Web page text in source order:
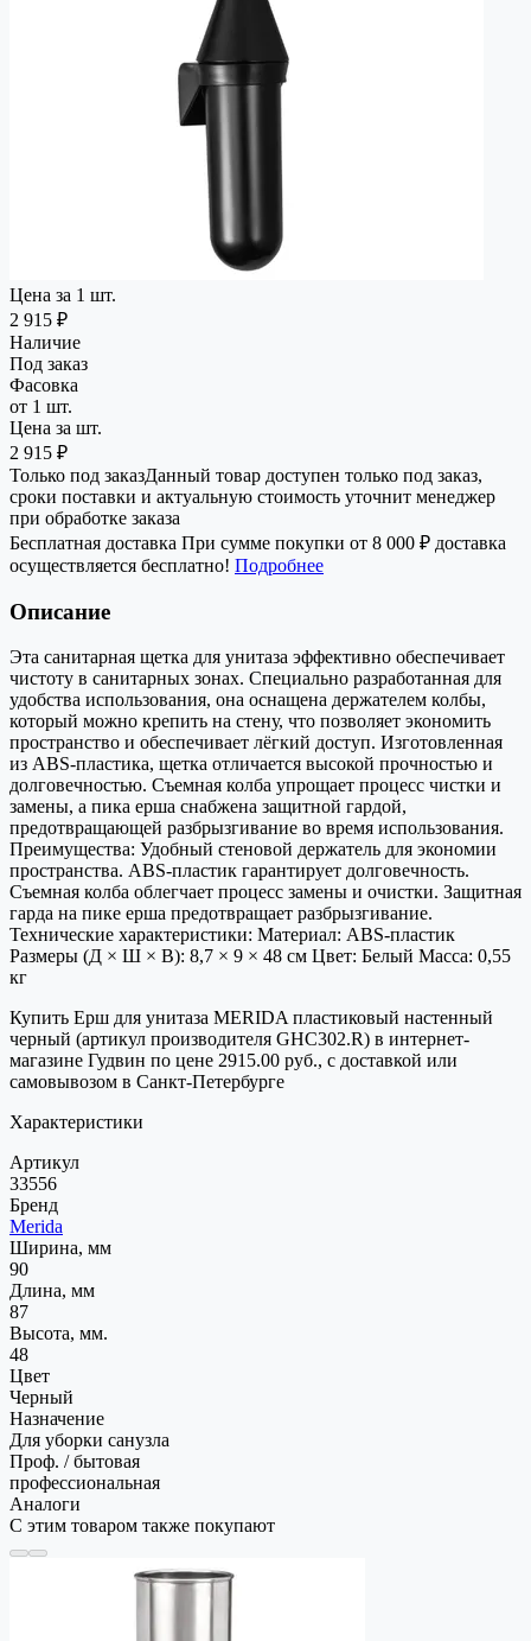
Цена за 1 шт.
2 915 ₽
Наличие
Под заказ
Фасовка
от 1 шт.
Цена за шт.
2 915 ₽
Только под заказДанный товар доступен только под заказ,
сроки поставки и актуальную стоимость уточнит менеджер
при обработке заказа
Бесплатная доставка При сумме покупки от 8 000 ₽ доставка
осуществляется бесплатно! Подробнее
Описание
Эта санитарная щетка для унитаза эффективно обеспечивает
чистоту в санитарных зонах. Специально разработанная для
удобства использования, она оснащена держателем колбы,
который можно крепить на стену, что позволяет экономить
пространство и обеспечивает лёгкий доступ. Изготовленная
из ABS-пластика, щетка отличается высокой прочностью и
долговечностью. Съемная колба упрощает процесс чистки и
замены, а пика ерша снабжена защитной гардой,
предотвращающей разбрызгивание во время использования.
Преимущества: Удобный стеновой держатель для экономии
пространства. ABS-пластик гарантирует долговечность.
Съемная колба облегчает процесс замены и очистки. Защитная
гарда на пике ерша предотвращает разбрызгивание.
Технические характеристики: Материал: ABS-пластик
Размеры (Д × Ш × В): 8,7 × 9 × 48 см Цвет: Белый Масса: 0,55
кг
Купить Ерш для унитаза MERIDA пластиковый настенный
черный (артикул производителя GHC302.R) в интернет-
магазине Гудвин по цене 2915.00 руб., с доставкой или
самовывозом в Санкт-Петербурге
Характеристики
Артикул
33556
Бренд
Merida
Ширина, мм
90
Длина, мм
87
Высота, мм.
48
Цвет
Черный
Назначение
Для уборки санузла
Проф. / бытовая
профессиональная
Аналоги
С этим товаром также покупают